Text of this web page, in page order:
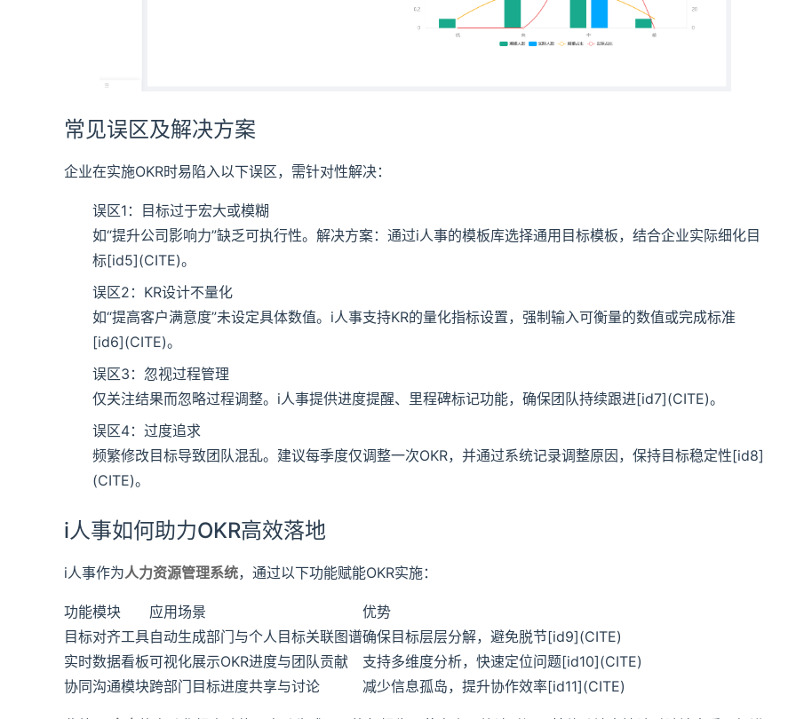
常见误区及解决方案
企业在实施OKR时易陷入以下误区，需针对性解决：
误区1：目标过于宏大或模糊
如“提升公司影响力”缺乏可执行性。解决方案：通过i人事的模板库选择通用目标模板，结合企业实际细化目
标[id5](CITE)。
误区2：KR设计不量化
如“提高客户满意度”未设定具体数值。i人事支持KR的量化指标设置，强制输入可衡量的数值或完成标准
[id6](CITE)。
误区3：忽视过程管理
仅关注结果而忽略过程调整。i人事提供进度提醒、里程碑标记功能，确保团队持续跟进[id7](CITE)。
误区4：过度追求
频繁修改目标导致团队混乱。建议每季度仅调整一次OKR，并通过系统记录调整原因，保持目标稳定性[id8]
(CITE)。
i人事如何助力OKR高效落地
i人事作为人力资源管理系统，通过以下功能赋能OKR实施：
功能模块 应用场景
优势
目标对齐工具自动生成部门与个人目标关联图谱确保目标层层分解，避免脱节[id9](CITE)
实时数据看板可视化展示OKR进度与团队贡献
支持多维度分析，快速定位问题[id10](CITE)
协同沟通模块跨部门目标进度共享与讨论 减少信息孤岛，提升协作效率[id11](CITE)